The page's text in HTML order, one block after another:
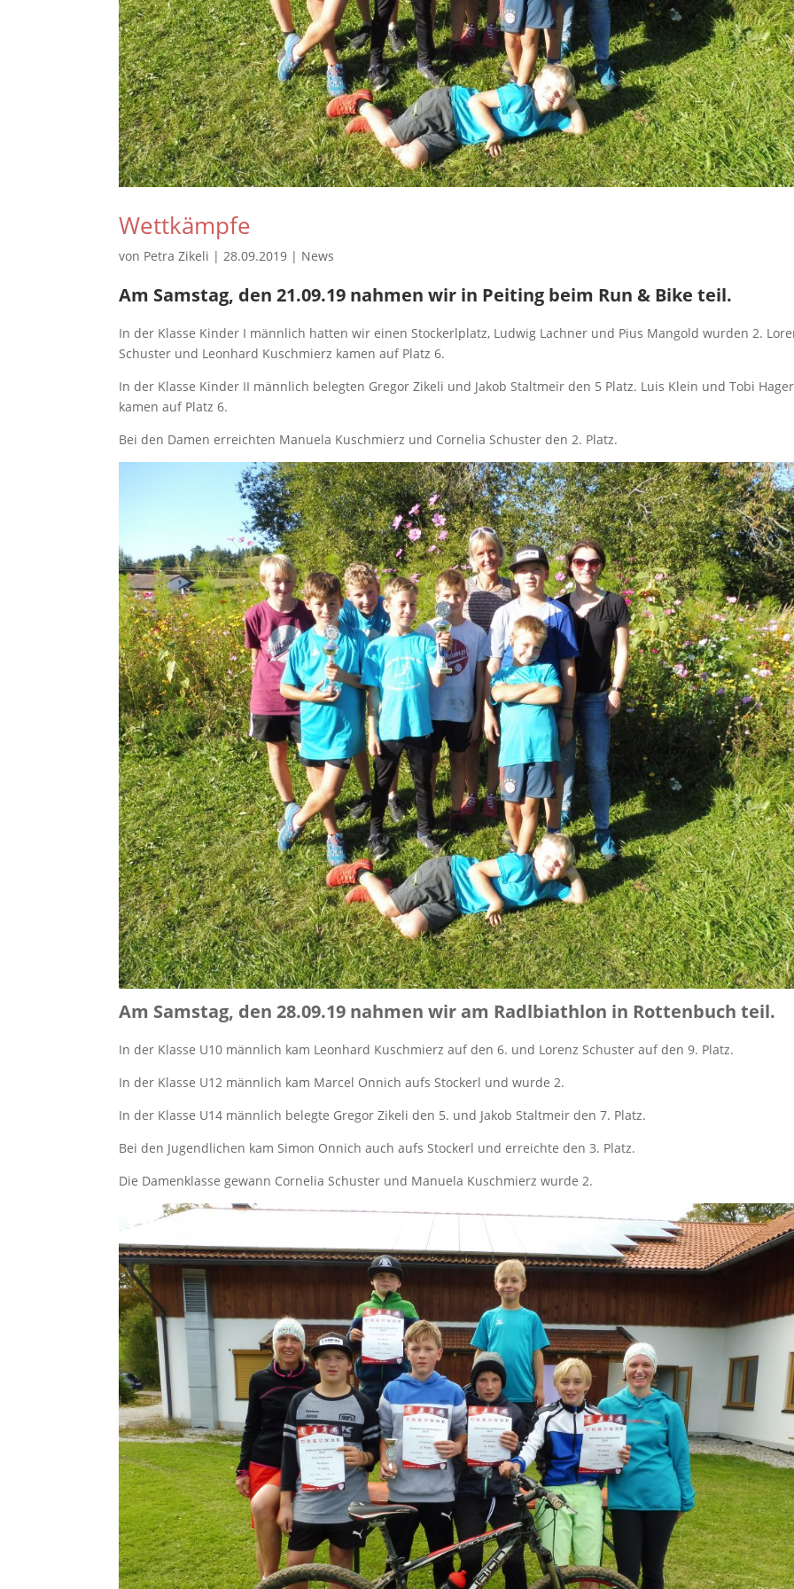
Wettkämpfe
von Petra Zikeli |28.09.2019 | News
Am Samstag, den 21.09.19 nahmen wir in Peiting beim Run & Bike teil.
In der Klasse Kinder I männlich hatten wir einen Stockerlplatz, Ludwig Lachner und Pius Mangold wurden 2.
Schuster und Leonhard Kuschmierz kamen auf Platz 6.
In der Klasse Kinder II männlich belegten Gregor Zikeli und Jakob Staltmeir den 5 Platz. Luis Klein und Tobi Hager
kamen auf Platz 6.
Bei den Damen erreichten Manuela Kuschmierz und Cornelia Schuster den 2. Platz.
Am Samstag, den 28.09.19 nahmen wir am Radlbiathlon in Rottenbuch teil.
In der Klasse U10 männlich kam Leonhard Kuschmierz auf den 6. und Lorenz Schuster auf den 9. Platz.
In der Klasse U12 männlich kam Marcel Onnich aufs Stockerl und wurde 2.
In der Klasse U14 männlich belegte Gregor Zikeli den 5. und Jakob Staltmeir den 7. Platz.
Bei den Jugendlichen kam Simon Onnich auch aufs Stockerl und erreichte den 3. Platz.
Die Damenklasse gewann Cornelia Schuster und Manuela Kuschmierz wurde 2.